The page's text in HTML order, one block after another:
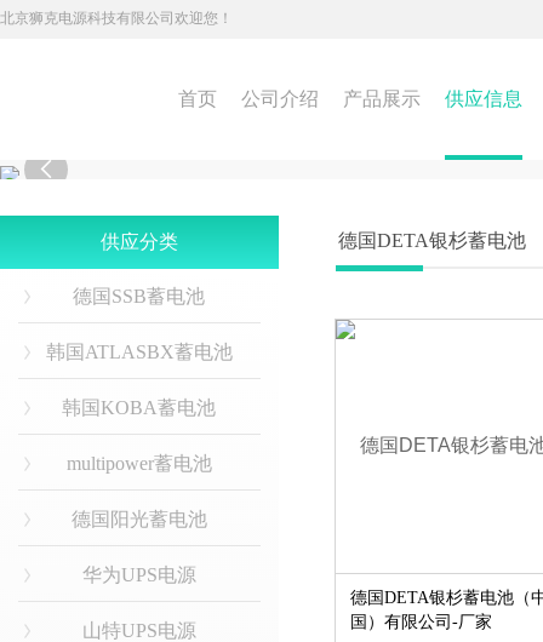
北京狮克电源科技有限公司欢迎您！
首页 公司介绍 产品展示 供应信息

供应分类
德国SSB蓄电池
韩国ATLASBX蓄电池
韩国KOBA蓄电池
multipower蓄电池
德国阳光蓄电池
华为UPS电源
山特UPS电源
德国DETA银杉蓄电池
德国DETA银杉蓄电池（
国）有限公司-厂家